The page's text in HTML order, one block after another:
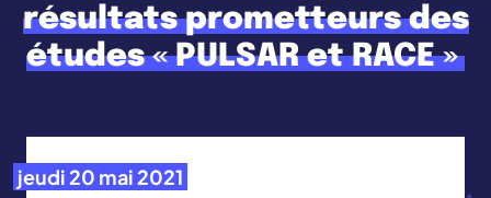
résultats prometteurs des
études « PULSAR et RACE »
jeudi 20 mai 2021